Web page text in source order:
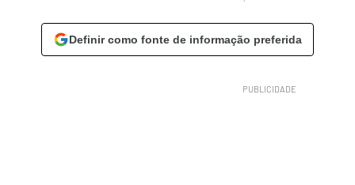
Definir como fonte de informação preferida